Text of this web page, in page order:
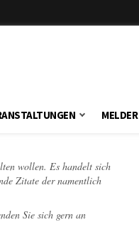
MELDER
wollen. Es handelt sich
Zitate der namentlich
Sie sich gern an